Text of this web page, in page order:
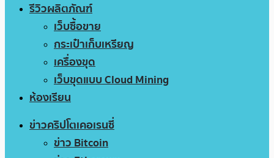
รีวิวผลิตภัณฑ์
เว็บซื้อขาย
กระเป๋าเก็บเหรียญ
เครื่องขุด
เว็บขุดแบบ Cloud Mining
ห้องเรียน
ข่าวคริปโตเคอเรนซี่
ข่าว Bitcoin